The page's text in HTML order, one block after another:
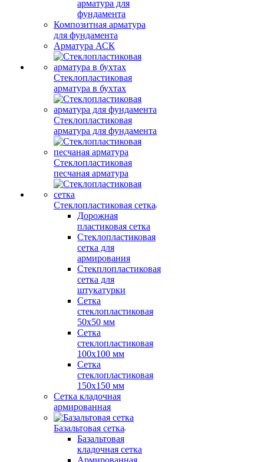
арматура для
фундамента
Композитная арматура
для фундамента
Арматура АСК
Стеклопластиковая
арматура в бухтах
Стеклопластиковая
арматура для фундамента
Стеклопластиковая
песчаная арматура
Стеклопластиковая сетка
Дорожная
пластиковая сетка
Стеклопластиковая
сетка для
армирования
Стекплопластиковая
сетка для
штукатурки
Сетка
стеклопластиковая
50x50 мм
Сетка
стеклопластиковая
100x100 мм
Сетка
стеклопластиковая
150x150 мм
Сетка кладочная
армированная
Базальтовая сетка
Базальтовая
кладочная сетка
Армированная